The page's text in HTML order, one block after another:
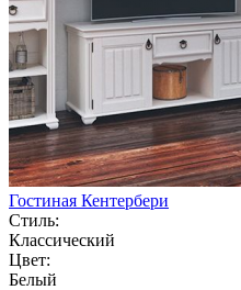
Гостиная Кентербери
Стиль:
Классический
Цвет:
Белый